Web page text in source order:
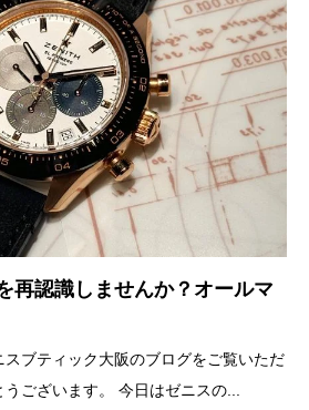
再認識しませんか？オールマ
スブティック大阪のブログをご覧いただ
ございます。 今日はゼニスの...